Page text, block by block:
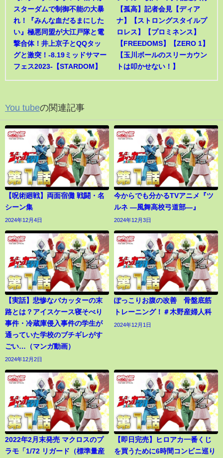
スターダムで制御不能の大暴
れ！『みんな血だるまにした
い』極悪同盟が大江戸隊と電
撃合体！井上京子とQQタッ
グと激突！-8.19ミッドサマー
フェス2023-【STARDOM】
【孤高】記者会見【ディア
ナ】【ストロングスタイルプ
ロレス】【プロミネンス】
【FREEDOMS】【ZERO 1】
【玉川ボールのスリーカウン
トは叩かせない！】
You tubeの関連記事
【呪術廻戦】両面宿儺 戦闘・名
シーン集
2024年12月4日
今からでも分かるTVアニメ『ツ
ルネ ―風舞高校弓道部―』
2024年12月3日
【実話】悲惨なバカッターの末
路とは？アイスケース寝そべり
事件・冷蔵庫侵入事件の学生が
通っていた学校のブチギレがす
ごい…（マンガ動画）
2024年12月2日
ぽっこりお腹の改善 骨盤底筋
トレーニング！＃木野産婦人科
2024年12月1日
2022年2月末発売 マクロスのプ
ラモ「1/72 リガード（標準量産
【即日完売】ヒロアカ一番くじ
を買うために6時間コンビニ巡り